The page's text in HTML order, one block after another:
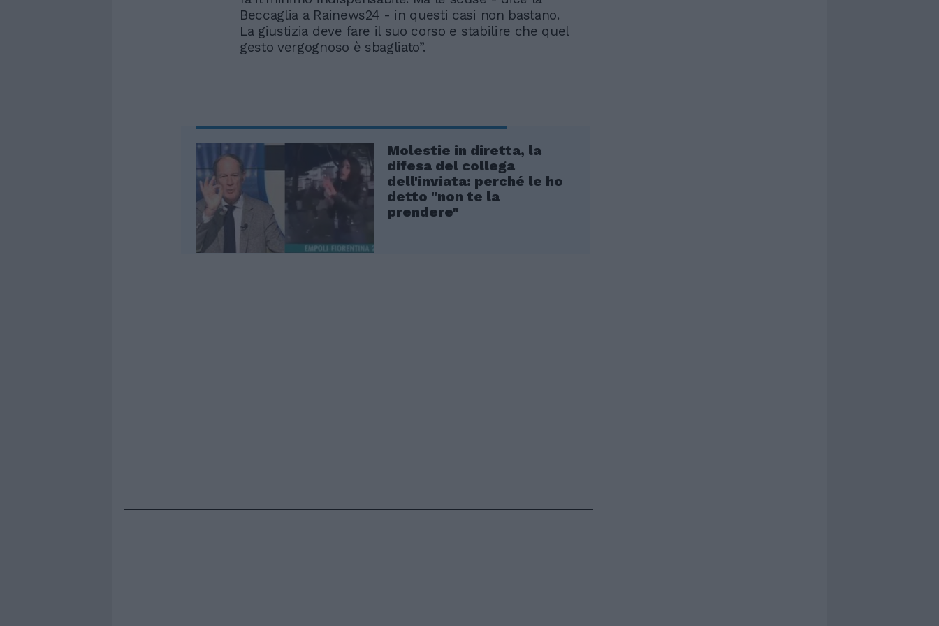
Beccaglia a Rainews24 - in questi casi non bastano.
La giustizia deve fare il suo corso e stabilire che quel
gesto vergognoso è sbagliato”.
Molestie in diretta, la
difesa del collega
dell'inviata: perché le ho
detto "non te la
prendere"